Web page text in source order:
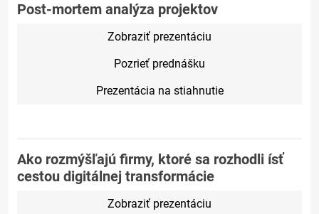
Post-mortem analýza projektov
Zobraziť prezentáciu
Pozrieť prednášku
Prezentácia na stiahnutie
Ako rozmýšľajú firmy, ktoré sa rozhodli ísť
cestou digitálnej transformácie
Zobraziť prezentáciu